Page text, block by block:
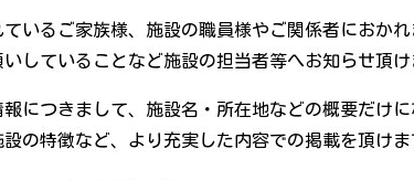
いるご家族様、施設の職員様やご関係者におか
していることなど施設の担当者等へお知らせ頂け
につきまして、施設名・所在地などの概要だけ
の特徴など、より充実した内容での掲載を頂けま